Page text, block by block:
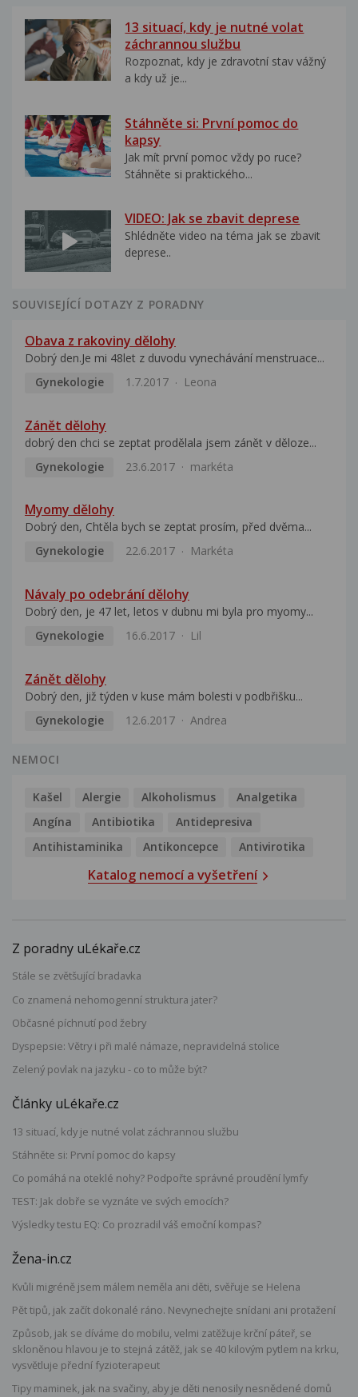
13 situací, kdy je nutné volat
záchrannou službu
Rozpoznat, kdy je zdravotní stav vážný
a kdy už je...
Stáhněte si: První pomoc do
kapsy
Jak mít první pomoc vždy po ruce?
Stáhněte si praktického...
VIDEO: Jak se zbavit deprese
Shlédněte video na téma jak se zbavit
deprese..
SOUVISEJÍCÍ DOTAZY Z PORADNY
Obava z rakoviny dělohy
Dobrý den.Je mi 48let z duvodu vynechávání menstruace...
Gynekologie
1.7.2017 Leona
Zánět dělohy
dobrý den chci se zeptat prodělala jsem zánět v děloze...
Gynekologie
23.6.2017 markéta
Myomy dělohy
Dobrý den, Chtěla bych se zeptat prosím, před dvěma...
Gynekologie
22.6.2017 Markéta
Návaly po odebrání dělohy
Dobrý den, je 47 let, letos v dubnu mi byla pro myomy...
Gynekologie
16.6.2017 Lil
Zánět dělohy
Dobrý den, již týden v kuse mám bolesti v podbřišku...
Gynekologie
12.6.2017 Andrea
NEMOCI
Kašel Alergie Alkoholismus
Analgetika
Angína
Antibiotika
Antidepresiva
Antihistaminika
Antikoncepce Antivirotika
Katalog nemocí a vyšetření
Z poradny uLékaře.cz
Stále se zvětšující bradavka
Co znamená nehomogenní struktura jater?
Občasné píchnutí pod žebry
Dyspepsie: Větry i při malé námaze, nepravidelná stolice
Zelený povlak na jazyku - co to může být?
Články uLékaře.cz
13 situací, kdy je nutné volat záchrannou službu
Stáhněte si: První pomoc do kapsy
Co pomáhá na oteklé nohy? Podpořte správné proudění lymfy
TEST: Jak dobře se vyznáte ve svých emocích?
Výsledky testu EQ: Co prozradil váš emoční kompas?
Žena-in.cz
Kvůli migréně jsem málem neměla ani děti, svěřuje se Helena
Pět tipů, jak začít dokonalé ráno. Nevynechejte snídani ani protažení
Způsob, jak se díváme do mobilu, velmi zatěžuje krční páteř, se
skloněnou hlavou je to stejná zátěž, jak se 40 kilovým pytlem na krku,
vysvětluje přední fyzioterapeut
Tipy maminek, jak na svačiny, aby je děti nenosily nesnědené domů